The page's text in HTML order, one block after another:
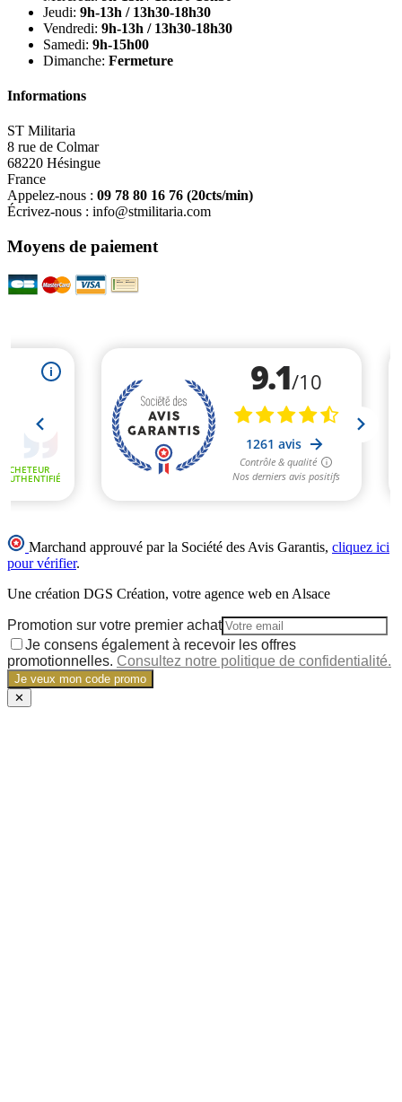
Jeudi: 9h-13h / 13h30-18h30
Vendredi: 9h-13h / 13h30-18h30
Samedi: 9h-15h00
Dimanche: Fermeture
Informations
ST Militaria
8 rue de Colmar
68220 Hésingue
France
Appelez-nous : 09 78 80 16 76 (20cts/min)
Écrivez-nous : info@stmilitaria.com
Moyens de paiement
Marchand approuvé par la Société des Avis Garantis, cliquez ici
pour vérifier.
Une création DGS Création, votre agence web en Alsace
Promotion sur votre premier achat
Je consens également à recevoir les offres
promotionnelles. Consultez notre politique de confidentialité.
Je veux mon code promo
✕